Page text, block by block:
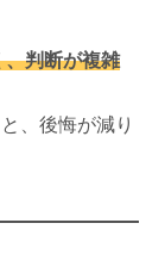
、判断が複雑
、後悔が減り